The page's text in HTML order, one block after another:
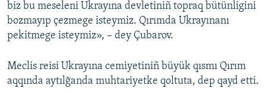
biz bu meseleni Ukrayına devletiniñ topraq bütünligini
bozmayıp çezmege isteymiz. Qırımda Ukrayınanı
pekitmege isteymiz», – dey Çubarov.
Meclis reisi Ukrayına cemiyetiniñ büyük qısmı Qırım
aqqında aytılğanda muhtariyetke qoltuta, dep qayd etti.